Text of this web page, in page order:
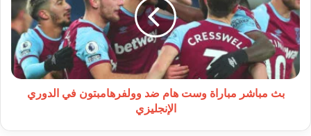
وست
هام
ضد
وولفرهامبتون
في
الدوري
الإنجليزيبث مباشر مباراة وست هام ضد وولفرهامبتون في الدوري
الإنجليزي